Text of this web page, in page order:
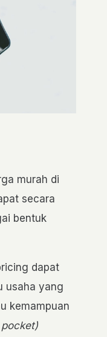
murah di
secara
bentuk
dapat
usaha yang
kemampuan